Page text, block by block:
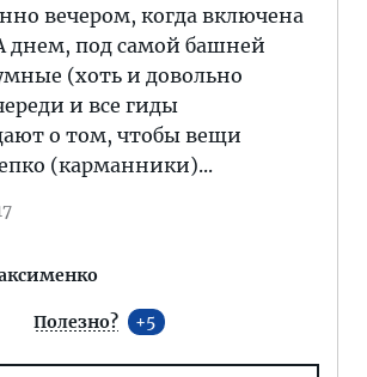
вечером, когда включена
днем, под самой башней
(хоть и довольно
и все гиды
о том, чтобы вещи
(карманники)...
Полезно? 5